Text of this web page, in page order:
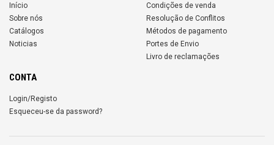
Início
Sobre nós
Catálogos
Noticias
Condições de venda
Resolução de Conflitos
Métodos de pagamento
Portes de Envio
Livro de reclamações
CONTA
Login/Registo
Esqueceu-se da password?